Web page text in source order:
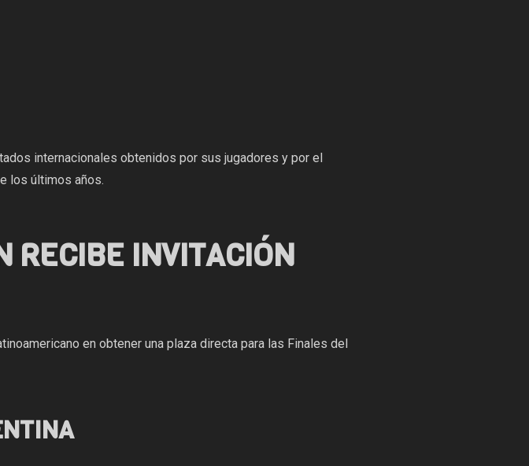
internacionales obtenidos por sus jugadores y por el
los últimos años.
RECIBE INVITACIÓN
en obtener una plaza directa para las Finales del